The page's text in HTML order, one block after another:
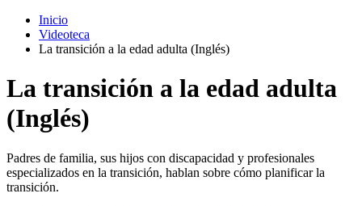
Inicio
Videoteca
La transición a la edad adulta (Inglés)
La transición a la edad adulta
(Inglés)
Padres de familia, sus hijos con discapacidad y profesionales
especializados en la transición, hablan sobre cómo planificar la
transición.